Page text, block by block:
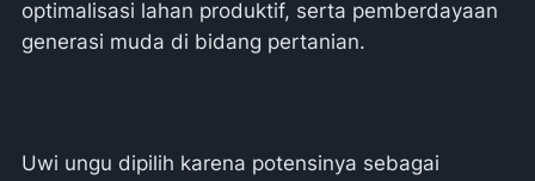
optimalisasi lahan produktif, serta pemberdayaan
generasi muda di bidang pertanian.
Uwi ungu dipilih karena potensinya sebagai